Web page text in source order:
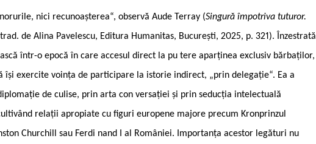
nici recunoașterea“, observă Aude Terray (Singură împotriva tuturor.
de Alina Pavelescu, Editura Humanitas, București, 2025, p. 321). Înzestrată
într-o epocă în care accesul direct la pu ­tere aparținea exclusiv bărbaților,
își exercite voința de participare la istorie indirect, „prin delegație“. Ea a
de culise, prin arta con versației și prin seducția intelectuală
relații apropiate cu figuri europene majore precum Kronprinzul
Churchill sau Ferdi ­nand I al României. Importanța acestor legături nu